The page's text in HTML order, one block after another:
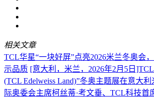
相关文章
TCL华星“一块好屏”点亮2026米兰冬奥会
示品质 [意大利，米兰，2026年2月5日
(TCL Edelweiss Land)”冬奥主题展在意大
际奥委会主席柯丝蒂·考文垂、TCL科技首